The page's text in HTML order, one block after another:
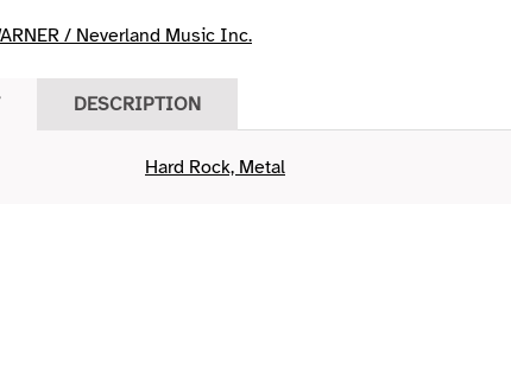
/ Neverland Music Inc.
DESCRIPTION
Hard Rock, Metal